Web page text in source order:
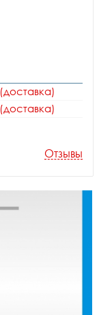
(доставка)
(доставка)
Отзывы